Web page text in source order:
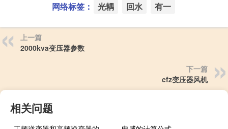
网络标签： 光耦 回水 有一
上一篇
2000kva变压器参数
下一篇
cfz变压器风机
相关问题